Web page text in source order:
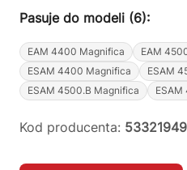
Pasuje do modeli (6):
EAM 4400 Magnifica
EAM
ESAM 4400 Magnifica
ESAM
ESAM 4500.B Magnifica
Kod producenta: